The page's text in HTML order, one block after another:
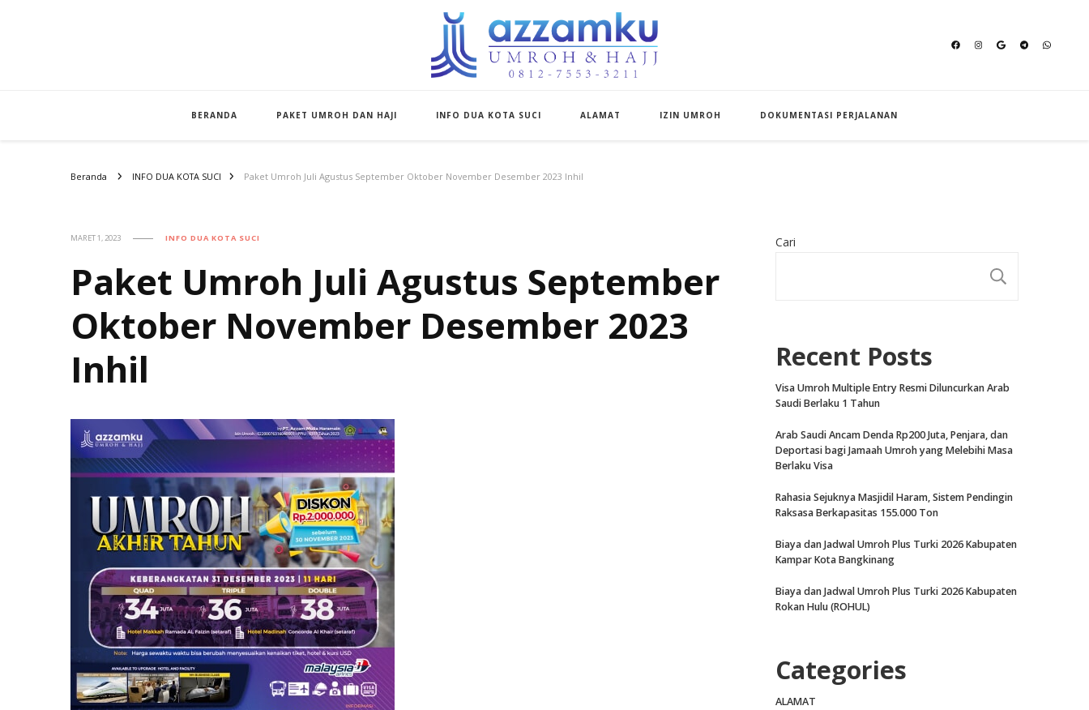
BERANDA PAKET UMROH DAN HAJI INFO DUA KOTA SUCI ALAMAT IZIN UMROH DOKUMENTASI PERJALANAN
Beranda INFO DUA KOTA SUCI Paket Umroh Juli Agustus September Oktober November Desember 2023 Inhil
MARET 1, 2023 INFO DUA KOTA SUCI
Paket Umroh Juli Agustus September
Oktober November Desember 2023
Inhil
Cari
Recent Posts
Visa Umroh Multiple Entry Resmi Diluncurkan Arab
Saudi Berlaku 1 Tahun
Arab Saudi Ancam Denda Rp200 Juta, Penjara, dan
Deportasi bagi Jamaah Umroh yang Melebihi Masa
Berlaku Visa
Rahasia Sejuknya Masjidil Haram, Sistem Pendingin
Raksasa Berkapasitas 155.000 Ton
Biaya dan Jadwal Umroh Plus Turki 2026 Kabupaten
Kampar Kota Bangkinang
Biaya dan Jadwal Umroh Plus Turki 2026 Kabupaten
Rokan Hulu (ROHUL)
Categories
ALAMAT